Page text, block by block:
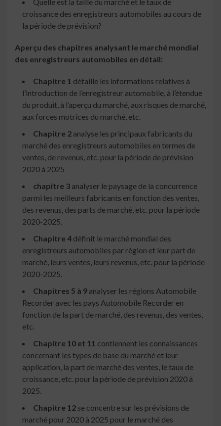
croissance des enregistreurs automobiles au cours de
la période de prévision?
Aperçu des chapitres analysant le marché mondial
des enregistreurs automobiles en détail:
Chapitre 1 détaille les informations relatives à
l’introduction de l’enregistreur automobile, à l’étendue
du produit, à l’aperçu du marché, aux risques de marché,
aux forces motrices du marché, etc.
Chapitre 2 analyse les principaux fabricants du
marché des enregistreurs automobiles en termes de
ventes, de revenus, etc. pour la période de prévision
2020 à 2025
chapitre 3 analyser le paysage de la concurrence
parmi les meilleurs fabricants en fonction des ventes,
des revenus, des parts de marché, etc. pour la période
2020-2025.
Chapitre 4 définit le marché mondial des
enregistreurs automobiles par région et leur part de
marché, leurs ventes, leurs revenus, etc. pour la période
2020-2025.
Chapitres 5 à 9 analyser les régions Automobile
Recorder avec les pays Automobile Recorder en
fonction de la part de marché, des revenus, des ventes,
etc.
Chapitre 10 et 11 contiennent les connaissances
concernant les types de base du marché et leur
application, la part de marché des ventes, le taux de
croissance, etc. pour la période de prévision 2020 à
2025.
Chapitre 12 se concentre sur les prévisions de
marché pour 2020 à 2025 pour le marché des